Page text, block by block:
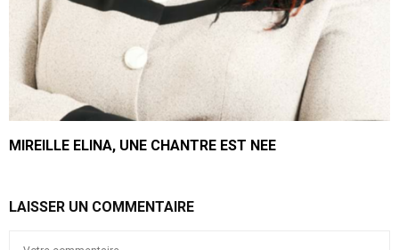
MIREILLE ELINA, UNE CHANTRE EST NEE
LAISSER UN COMMENTAIRE